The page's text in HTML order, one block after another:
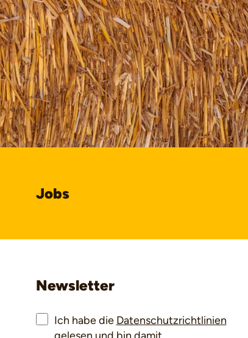
Jobs
Newsletter
Ich habe die Datenschutzrichtlinien